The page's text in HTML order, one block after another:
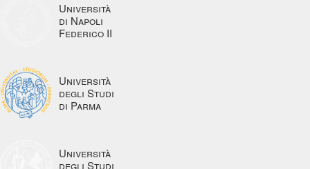
Università
di Napoli
Federico II
Università
degli Studi
di Parma
Università
degli Studi